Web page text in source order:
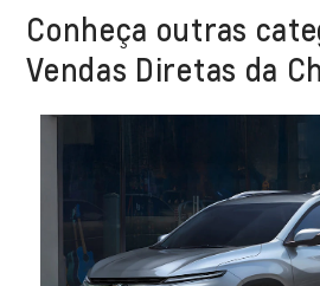
Conheça outras
Vendas Diretas da